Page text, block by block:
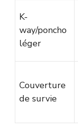
K-
way/poncho
léger
Couverture
de survie